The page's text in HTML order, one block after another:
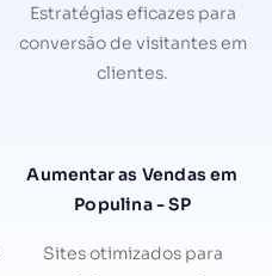
Estratégias eficazes para
conversão de visitantes em
clientes.
Aumentar as Vendas em
Populina - SP
Sites otimizados para